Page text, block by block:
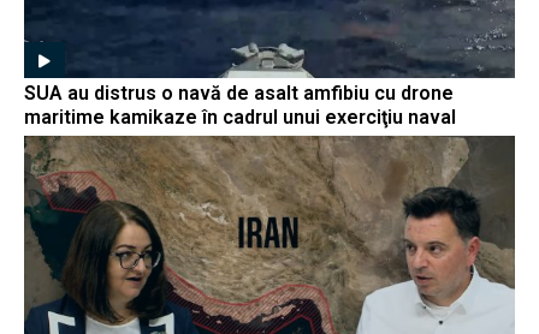
SUA au distrus o navă de asalt amfibiu cu drone
maritime kamikaze în cadrul unui exerciţiu naval